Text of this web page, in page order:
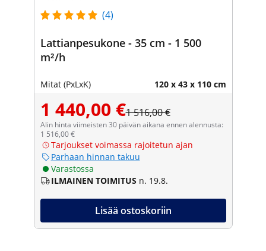
(4)
Lattianpesukone - 35 cm - 1 500
m²/h
Mitat (PxLxK) 120 x 43 x 110 cm
1 440,00 €1 516,00 €
Alin hinta viimeisten 30 päivän aikana ennen alennusta:
1 516,00 €
Tarjoukset voimassa rajoitetun ajan
Parhaan hinnan takuu
Varastossa
ILMAINEN TOIMITUS n. 19.8.
Lisää ostoskoriin